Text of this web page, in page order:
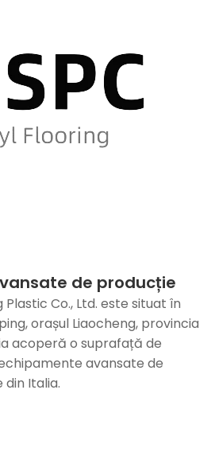
de producție
Co., Ltd. este situat în
orașul Liaocheng, provincia
acoperă o suprafață de
avansate de
Italia.